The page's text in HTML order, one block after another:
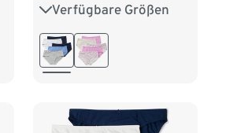
Verfügbare Größen
S 36/38 M 40/42
L 44/46